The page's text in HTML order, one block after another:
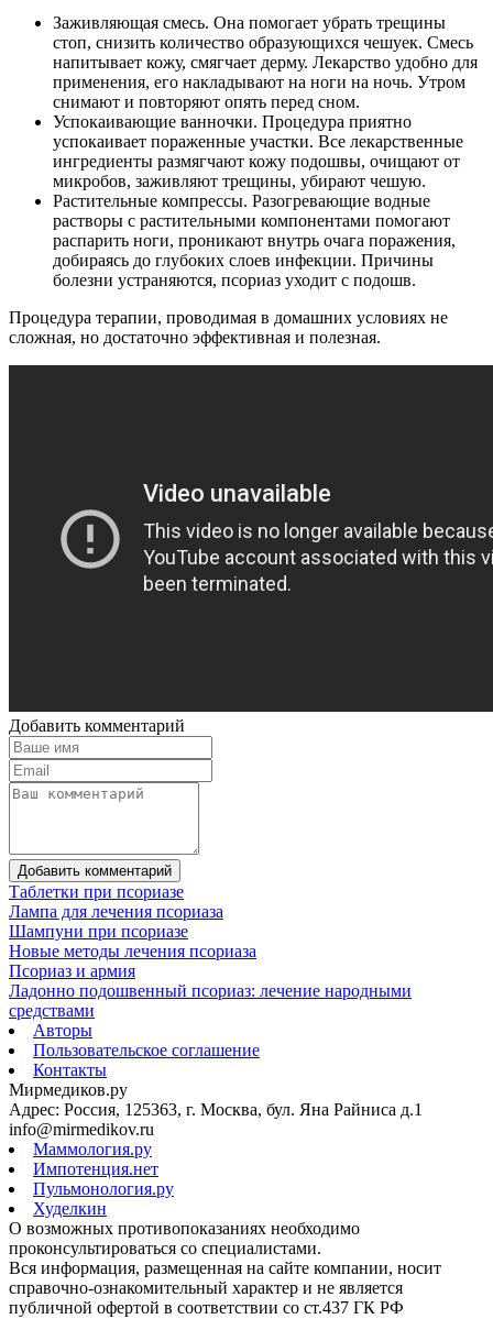
Заживляющая смесь. Она помогает убрать трещины
стоп, снизить количество образующихся чешуек. Смесь
напитывает кожу, смягчает дерму. Лекарство удобно для
применения, его накладывают на ноги на ночь. Утром
снимают и повторяют опять перед сном.
Успокаивающие ванночки. Процедура приятно
успокаивает пораженные участки. Все лекарственные
ингредиенты размягчают кожу подошвы, очищают от
микробов, заживляют трещины, убирают чешую.
Растительные компрессы. Разогревающие водные
растворы с растительными компонентами помогают
распарить ноги, проникают внутрь очага поражения,
добираясь до глубоких слоев инфекции. Причины
болезни устраняются, псориаз уходит с подошв.
Процедура терапии, проводимая в домашних условиях не
сложная, но достаточно эффективная и полезная.
Добавить комментарий
Добавить комментарий
Таблетки при псориазе
Лампа для лечения псориаза
Шампуни при псориазе
Новые методы лечения псориаза
Псориаз и армия
Ладонно подошвенный псориаз: лечение народными
средствами
Авторы
Пользовательское соглашение
Контакты
Мирмедиков.ру
Адрес: Россия, 125363, г. Москва, бул. Яна Райниса д.1
info@mirmedikov.ru
Маммология.ру
Импотенция.нет
Пульмонология.ру
Худелкин
О возможных противопоказаниях необходимо
проконсультироваться со специалистами.
Вся информация, размещенная на сайте компании, носит
справочно-ознакомительный характер и не является
публичной офертой в соответствии со ст.437 ГК РФ